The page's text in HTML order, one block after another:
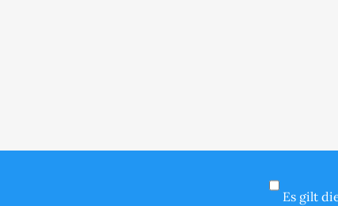
Es gilt